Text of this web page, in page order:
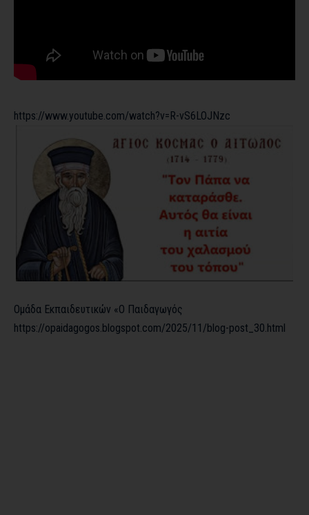
https://www.youtube.com/watch?v=R-vS6LOJNzc
Ομάδα Εκπαιδευτικών «Ο Παιδαγωγός
https://opaidagogos.blogspot.com/2025/11/blog-post_30.html